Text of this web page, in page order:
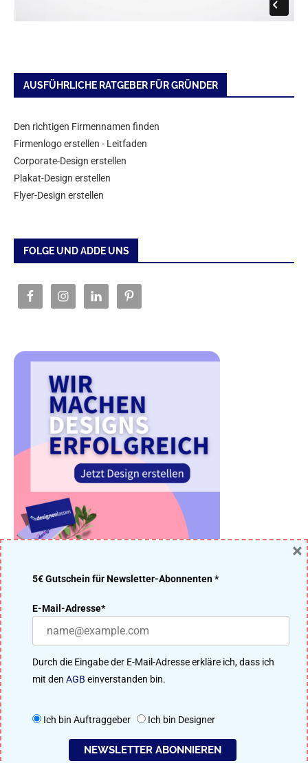
AUSFÜHRLICHE RATGEBER FÜR GRÜNDER
Den richtigen Firmennamen finden
Firmenlogo erstellen - Leitfaden
Corporate-Design erstellen
Plakat-Design erstellen
Flyer-Design erstellen
FOLGE UND ADDE UNS
DER DESIGNENLASSEN.DE BLOG – DESIGN MACHT IDEEN
ERFOLGREICH
Viele Designer aus unserer 91.200 Mitglieder starken Community
treten im kreativen Wettbewerb um das beste Ergebnis an. Perfekt
So funktioniert designenlassen.de
5€ Gutschein für Newsletter-Abonnenten *
E-Mail-Adresse*
Durch die Eingabe der E-Mail-Adresse erkläre ich, dass ich
mit den AGB einverstanden bin.
Ich bin Auftraggeber Ich bin Designer
NEWSLETTER ABONNIEREN
×